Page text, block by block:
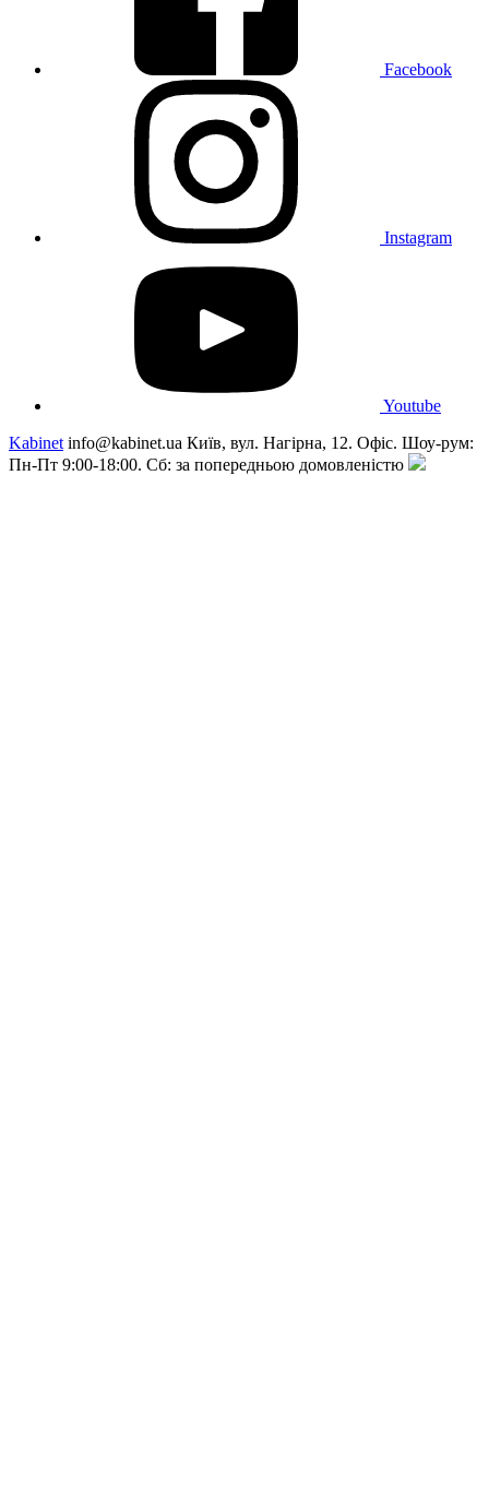
Facebook
Instagram
Youtube
Kabinet info@kabinet.ua Київ, вул. Нагірна, 12. Офіс. Шоу-рум:
Пн-Пт 9:00-18:00. Сб: за попередньою домовленістю